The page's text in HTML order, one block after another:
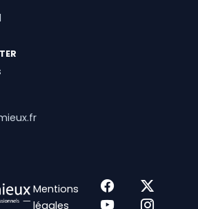
Mentions
légales